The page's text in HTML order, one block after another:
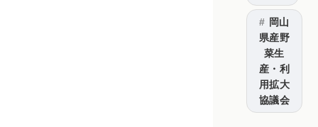
岡山
県産野
菜生
産・利
用拡大
協議会